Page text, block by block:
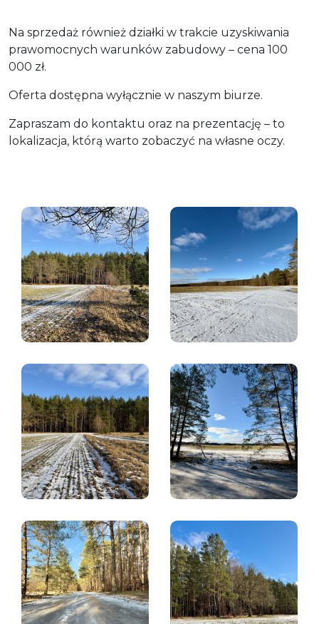
Na sprzedaż również działki w trakcie uzyskiwania
prawomocnych warunków zabudowy – cena 100
000 zł.
Oferta dostępna wyłącznie w naszym biurze.
Zapraszam do kontaktu oraz na prezentację – to
lokalizacja, którą warto zobaczyć na własne oczy.